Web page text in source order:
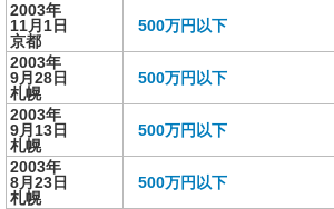
2003年
11月1日
京都
500万円以下
2003年
9月28日
札幌
500万円以下
2003年
9月13日
札幌
500万円以下
2003年
8月23日
札幌
500万円以下